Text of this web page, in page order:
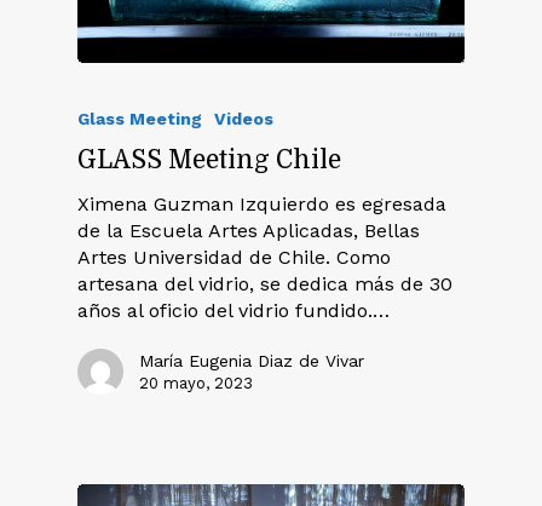
Glass Meeting Videos
GLASS Meeting Chile
Ximena Guzman Izquierdo es egresada
de la Escuela Artes Aplicadas, Bellas
Artes Universidad de Chile. Como
artesana del vidrio, se dedica más de 30
años al oficio del vidrio fundido.…
María Eugenia Diaz de Vivar
20 mayo, 2023